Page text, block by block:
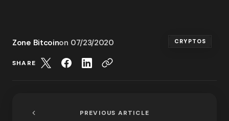
Zone Bitcoinon 07/23/2020 CRYPTOS
SHARE
PREVIOUS ARTICLE